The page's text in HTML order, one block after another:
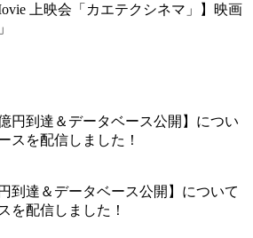
上映会「カエテクシネマ」】映画
到達＆データベース公開】について
を配信しました！